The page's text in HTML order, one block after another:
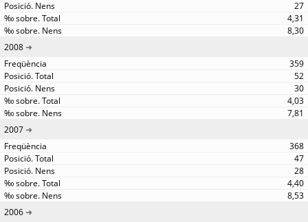
27
4,31
8,30
2008
359
52
30
4,03
7,81
2007
368
47
28
4,40
8,53
2006